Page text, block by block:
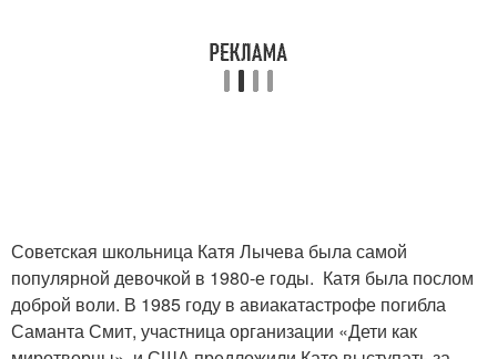
Советская школьница Катя Лычева была самой
популярной девочкой в 1980-е годы. Катя была послом
доброй воли. В 1985 году в авиакатастрофе погибла
Саманта Смит, участница организации «Дети как